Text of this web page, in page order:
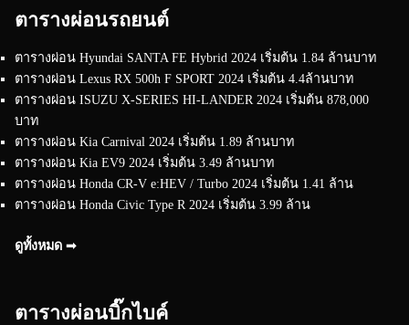
ตารางผ่อนรถยนต์
ตารางผ่อน Hyundai SANTA FE Hybrid 2024 เริ่มต้น 1.84 ล้านบาท
ตารางผ่อน Lexus RX 500h F SPORT 2024 เริ่มต้น 4.4ล้านบาท
ตารางผ่อน ISUZU X-SERIES HI-LANDER 2024 เริ่มต้น 878,000
บาท
ตารางผ่อน Kia Carnival 2024 เริ่มต้น 1.89 ล้านบาท
ตารางผ่อน Kia EV9 2024 เริ่มต้น 3.49 ล้านบาท
ตารางผ่อน Honda CR-V e:HEV / Turbo 2024 เริ่มต้น 1.41 ล้าน
ตารางผ่อน Honda Civic Type R 2024 เริ่มต้น 3.99 ล้าน
ดูทั้งหมด ➟
ตารางผ่อนบิ๊กไบค์